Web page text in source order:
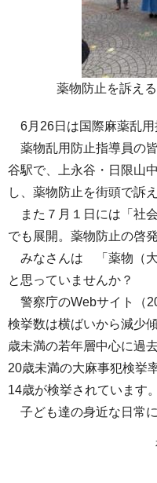
薬物防止を訴え
6月26日は国際麻薬乱用
薬物乱用防止指導員の
谷駅で、上永谷・日限山
し、薬物防止を街頭で訴
また７月１日には「社
でも展開。薬物防止の啓
みなさんは 「薬物（大
と思っていませんか？
警察庁のWebサイト（
検挙数は横ばいから減少
歳未満の若年層中心に過
20歳未満の大麻事犯検挙
14歳が検挙されています。
子ども達の身近な日常